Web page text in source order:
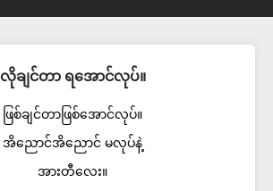
လိုချင်တာ ရအောင်လုပ်။
ဖြစ်ချင်တာဖြစ်အောင်လုပ်။
အိညောင်အိညောင် မလုပ်နဲ့
အားတီလေး။